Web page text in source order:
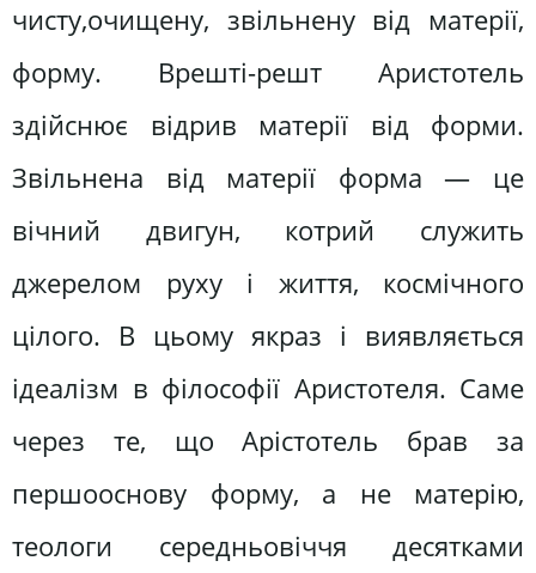
чисту,очищену, звільнену від матерії,
форму. Врешті-решт Аристотель
здійснює відрив матерії від форми.
Звільнена від матерії форма — це
вічний двигун, котрий служить
джерелом руху і життя, космічного
цілого. В цьому якраз і виявляється
ідеалізм в філософії Аристотеля. Саме
через те, що Арістотель брав за
першооснову форму, а не матерію,
теологи середньовіччя десятками